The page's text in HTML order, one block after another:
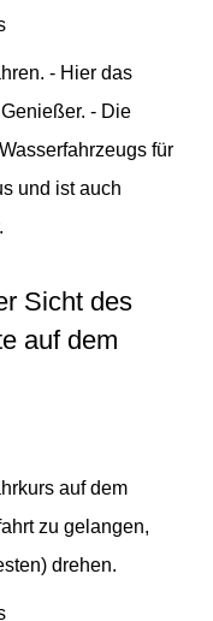
- Hier das
- Die
für
und ist auch
Sicht des
auf dem
auf dem
zu gelangen,
drehen.